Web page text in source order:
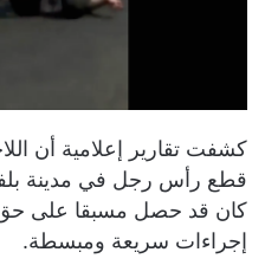
كشفت تقارير إعلامية أن
قطع رأس رجل في مدينة
كان قد حصل مسبقا على حق
إجراءات سريعة ومبسطة.